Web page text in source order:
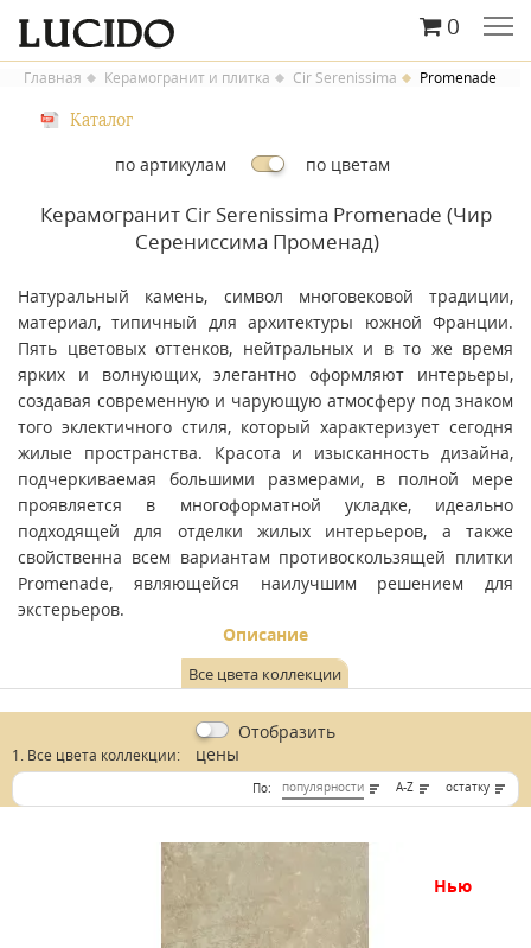
0
Главная Керамогранит и плитка Cir Serenissima Promenade
Каталог
по артикулам по цветам
Керамогранит Cir Serenissima Promenade (Чир
Серениссима Променад)
Натуральный камень, символ многовековой традиции,
материал, типичный для архитектуры южной Франции.
Пять цветовых оттенков, нейтральных и в то же время
ярких и волнующих, элегантно оформляют интерьеры,
создавая современную и чарующую атмосферу под знаком
того эклектичного стиля, который характеризует сегодня
жилые пространства. Красота и изысканность дизайна,
подчеркиваемая большими размерами, в полной мере
проявляется в многоформатной укладке, идеально
подходящей для отделки жилых интерьеров, а также
свойственна всем вариантам противоскользящей плитки
Promenade, являющейся наилучшим решением для
экстерьеров.
Описание
Все цвета коллекции
1. Все цвета коллекции:
Отобразить
цены
По: популярности A-Z остатку
нью